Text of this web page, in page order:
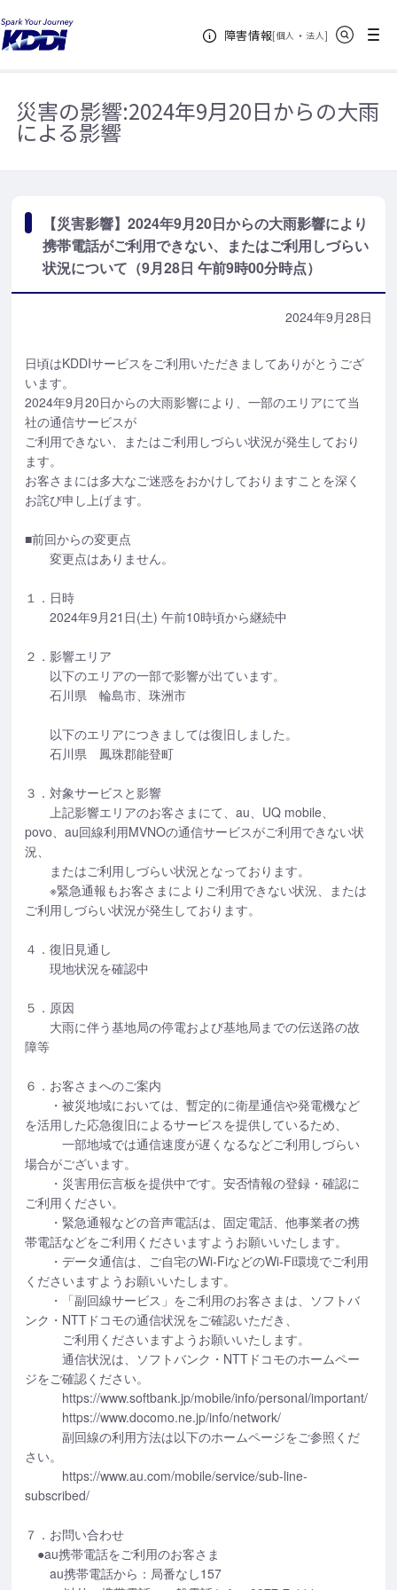
障害情報[個人 ・ 法人新規ウィンドウ
]
メニュー
KDDIホーム
影響により携帯電話がご利用できない、またはご利用しづらい状況について
（9月28日 午前9時00分時点）
災害の影響:2024年9月20日からの大雨
による影響
【災害影響】2024年9月20日からの大雨影響により
携帯電話がご利用できない、またはご利用しづらい
状況について（9月28日 午前9時00分時点）
2024年9月28日
日頃はKDDIサービスをご利用いただきましてありがとうござ
います。
2024年9月20日からの大雨影響により、一部のエリアにて当
社の通信サービスが
ご利用できない、またはご利用しづらい状況が発生しており
ます。
お客さまには多大なご迷惑をおかけしておりますことを深く
お詫び申し上げます。
■前回からの変更点
変更点はありません。
１．日時
2024年9月21日(土) 午前10時頃から継続中
２．影響エリア
以下のエリアの一部で影響が出ています。
石川県 輪島市、珠洲市
以下のエリアにつきましては復旧しました。
石川県 鳳珠郡能登町
３．対象サービスと影響
上記影響エリアのお客さまにて、au、UQ mobile、
povo、au回線利用MVNOの通信サービスがご利用できない状
況、
またはご利用しづらい状況となっております。
※緊急通報もお客さまによりご利用できない状況、または
ご利用しづらい状況が発生しております。
４．復旧見通し
現地状況を確認中
５．原因
大雨に伴う基地局の停電および基地局までの伝送路の故
障等
６．お客さまへのご案内
・被災地域においては、暫定的に衛星通信や発電機など
を活用した応急復旧によるサービスを提供しているため、
一部地域では通信速度が遅くなるなどご利用しづらい
場合がございます。
・災害用伝言板を提供中です。安否情報の登録・確認に
ご利用ください。
・緊急通報などの音声電話は、固定電話、他事業者の携
帯電話などをご利用くださいますようお願いいたします。
・データ通信は、ご自宅のWi-FiなどのWi-Fi環境でご利用
くださいますようお願いいたします。
・「副回線サービス」をご利用のお客さまは、ソフトバ
ンク・NTTドコモの通信状況をご確認いただき、
ご利用くださいますようお願いいたします。
通信状況は、ソフトバンク・NTTドコモのホームペー
ジをご確認ください。
https://www.softbank.jp/mobile/info/personal/important/
https://www.docomo.ne.jp/info/network/
副回線の利用方法は以下のホームページをご参照くだ
さい。
https://www.au.com/mobile/service/sub-line-
subscribed/
７．お問い合わせ
●au携帯電話をご利用のお客さま
au携帯電話から：局番なし157